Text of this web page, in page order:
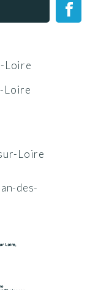
Loire
Loire
Loire
des-